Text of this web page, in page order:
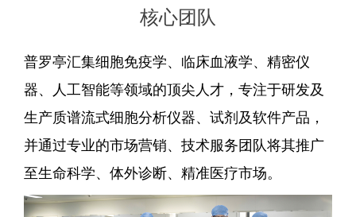
核心团队
普罗亭汇集细胞免疫学、临床血液学、精密仪
器、人工智能等领域的顶尖人才，专注于研发及
生产质谱流式细胞分析仪器、试剂及软件产品，
并通过专业的市场营销、技术服务团队将其推广
至生命科学、体外诊断、精准医疗市场。